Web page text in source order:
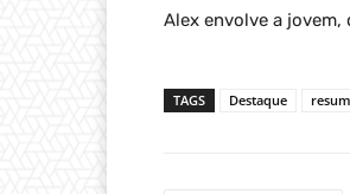
Alex envolve a
TAGS Destaque